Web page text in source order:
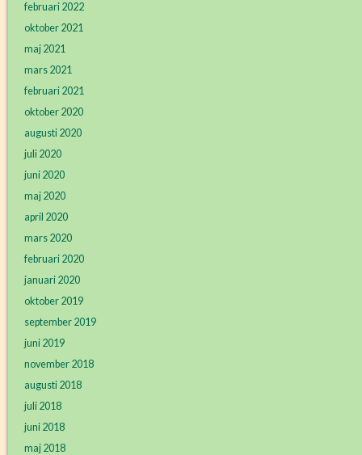
februari 2022
oktober 2021
maj 2021
mars 2021
februari 2021
oktober 2020
augusti 2020
juli 2020
juni 2020
maj 2020
april 2020
mars 2020
februari 2020
januari 2020
oktober 2019
september 2019
juni 2019
november 2018
augusti 2018
juli 2018
juni 2018
maj 2018